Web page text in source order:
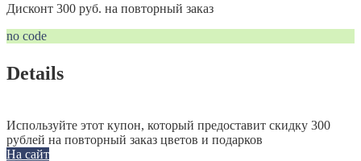
Дисконт 300 руб. на повторный заказ
no code
Details
Используйте этот купон, который предоставит скидку 300
рублей на повторный заказ цветов и подарков
На сайт